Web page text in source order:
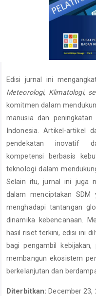
Edisi jurnal ini
Meteorologi, Klimatologi,
komitmen dalam
manusia dan
Indonesia. Artikel-artikel
pendekatan inovatif
kompetensi berbasis
teknologi dalam
Selain itu, jurnal ini juga
dalam menciptakan
menghadapi tantangan
dinamika kebencanaan.
hasil riset terkini, edisi ini
bagi pengambil
membangun ekosistem
berkelanjutan dan
Diterbitkan: December 23,